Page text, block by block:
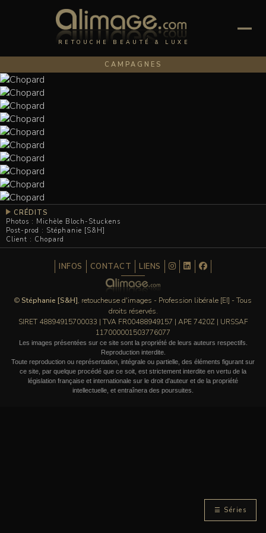
RETOUCHE BEAUTÉ & LUXE
CAMPAGNES
CRÉDITS
Photos : Michèle Bloch-Stuckens
Post-prod : Stéphanie [S&H]
Client : Chopard
☰ Séries
INFOS CONTACT LIENS
©Stéphanie [S&H], retoucheuse d'images - Profession libérale [EI] - Tous
droits réservés.
SIRET 48894915700033 | TVA FR00488949157 | APE 7420Z | URSSAF
117000001503776077
Les images présentées sur ce site sont la propriété de leurs auteurs respectifs.
Reproduction interdite.
Toute reproduction ou représentation, intégrale ou partielle, des éléments figurant sur
ce site, par quelque procédé que ce soit, est strictement interdite en vertu de la
législation française et internationale sur le droit d'auteur et de la propriété
intellectuelle, et entraînera des poursuites.